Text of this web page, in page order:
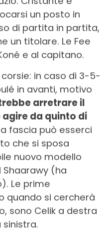
un posto in
di partita in partita,
un titolare. Le Fee
e al capitano.
in caso di 3-5-
in avanti, motivo
arretrare il
agire da quinto di
fascia può esserci
che si sposa
nuovo modello
Shaarawy (ha
Le prime
quando si cercherà
sono Celik a destra
sinistra.